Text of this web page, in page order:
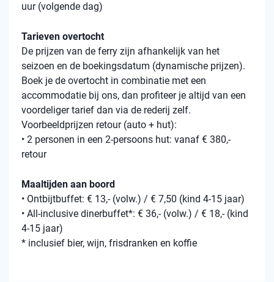
uur (volgende dag)
Tarieven overtocht
De prijzen van de ferry zijn afhankelijk van het
seizoen en de boekingsdatum (dynamische prijzen).
Boek je de overtocht in combinatie met een
accommodatie bij ons, dan profiteer je altijd van een
voordeliger tarief dan via de rederij zelf.
Voorbeeldprijzen retour (auto + hut):
• 2 personen in een 2-persoons hut: vanaf € 380,-
retour
Maaltijden aan boord
• Ontbijtbuffet: € 13,- (volw.) / € 7,50 (kind 4-15 jaar)
• All-inclusive dinerbuffet*: € 36,- (volw.) / € 18,- (kind
4-15 jaar)
* inclusief bier, wijn, frisdranken en koffie